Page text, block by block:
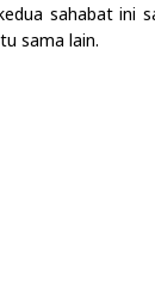
sahabat ini
sama lain.